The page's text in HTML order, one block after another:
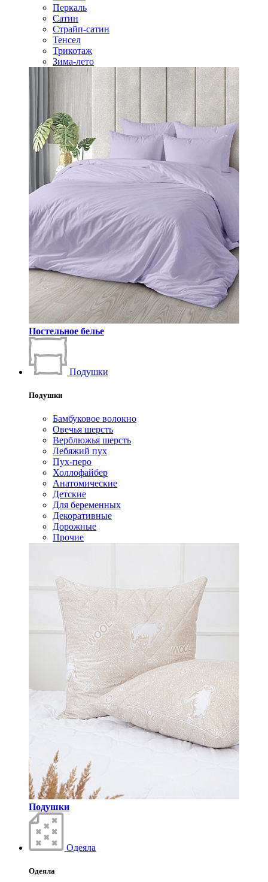
Перкаль
Сатин
Страйп-сатин
Тенсел
Трикотаж
Зима-лето
Постельное белье
Подушки
Подушки
Бамбуковое волокно
Овечья шерсть
Верблюжья шерсть
Лебяжий пух
Пух-перо
Холлофайбер
Анатомические
Детские
Для беременных
Декоративные
Дорожные
Прочие
Подушки
Одеяла
Одеяла